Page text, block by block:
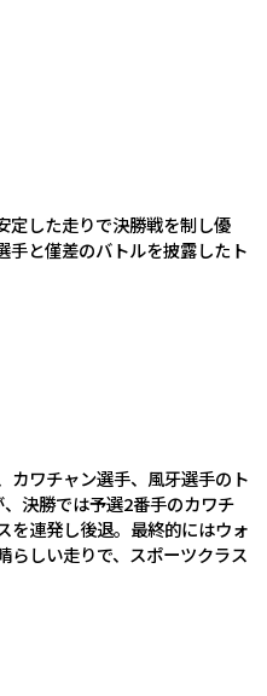
定した走りで決勝戦を制し優
手と僅差のバトルを披露したト
ワチャン選手、風牙選手のト
決勝では予選2番手のカワチ
を連発し後退。最終的にはウォ
らしい走りで、スポーツクラス